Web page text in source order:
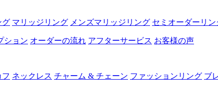
グ マリッジリング メンズマリッジリング セミオーダーリン
ション オーダーの流れ アフターサービス お客様の声
ネックレス チャーム & チェーン ファッションリング ブ